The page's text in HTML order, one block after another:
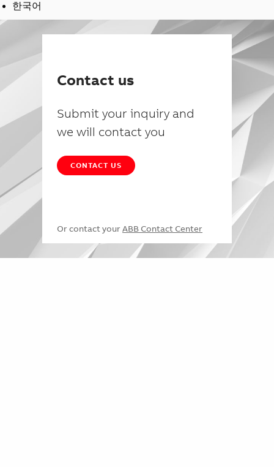
한국어
Contact us
Submit your inquiry and
we will contact you
CONTACT US
Or contact your ABB Contact Center